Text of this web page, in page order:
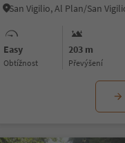
Easy
Obtížnost
203 m
Převýšení